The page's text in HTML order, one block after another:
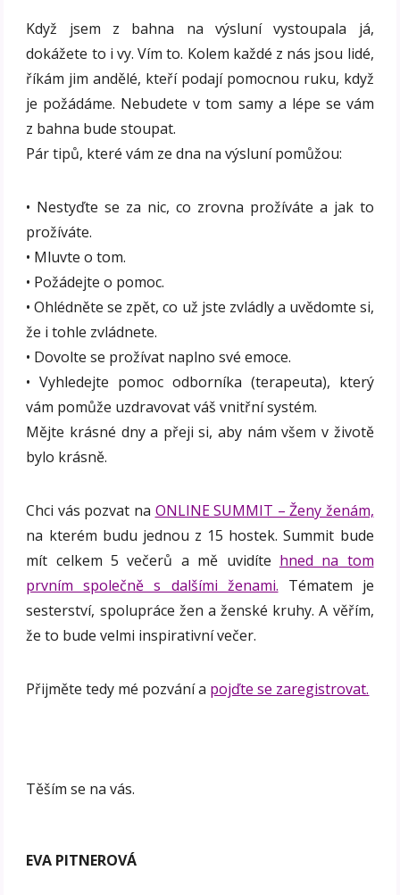
Když jsem z bahna na výsluní vystoupala já,
dokážete to i vy. Vím to. Kolem každé z nás jsou lidé,
říkám jim andělé, kteří podají pomocnou ruku, když
je požádáme. Nebudete v tom samy a lépe se vám
z bahna bude stoupat.
Pár tipů, které vám ze dna na výsluní pomůžou:
• Nestyďte se za nic, co zrovna prožíváte a jak to
prožíváte.
• Mluvte o tom.
• Požádejte o pomoc.
• Ohlédněte se zpět, co už jste zvládly a uvědomte si,
že i tohle zvládnete.
• Dovolte se prožívat naplno své emoce.
• Vyhledejte pomoc odborníka (terapeuta), který
vám pomůže uzdravovat váš vnitřní systém.
Mějte krásné dny a přeji si, aby nám všem v životě
bylo krásně.
Chci vás pozvat na ONLINE SUMMIT – Ženy ženám,
na kterém budu jednou z 15 hostek. Summit bude
mít celkem 5 večerů a mě uvidíte hned na tom
prvním společně s dalšími ženami. Tématem je
sesterství, spolupráce žen a ženské kruhy. A věřím,
že to bude velmi inspirativní večer.
Přijměte tedy mé pozvání a pojďte se zaregistrovat.
Těším se na vás.
EVA PITNEROVÁ